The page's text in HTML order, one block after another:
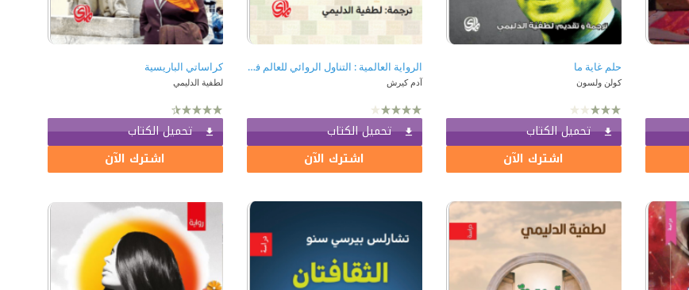
حلم غاية ما
كولن ولسون
تحميل الكتاب
اشترك الآن
الرواية العالمية : التناول الروائي للعالم في القرن الحادي والعشرين
آدم كيرش
تحميل الكتاب
اشترك الآن
كراساتي الباريسية
لطفية الدليمي
تحميل الكتاب
اشترك الآن